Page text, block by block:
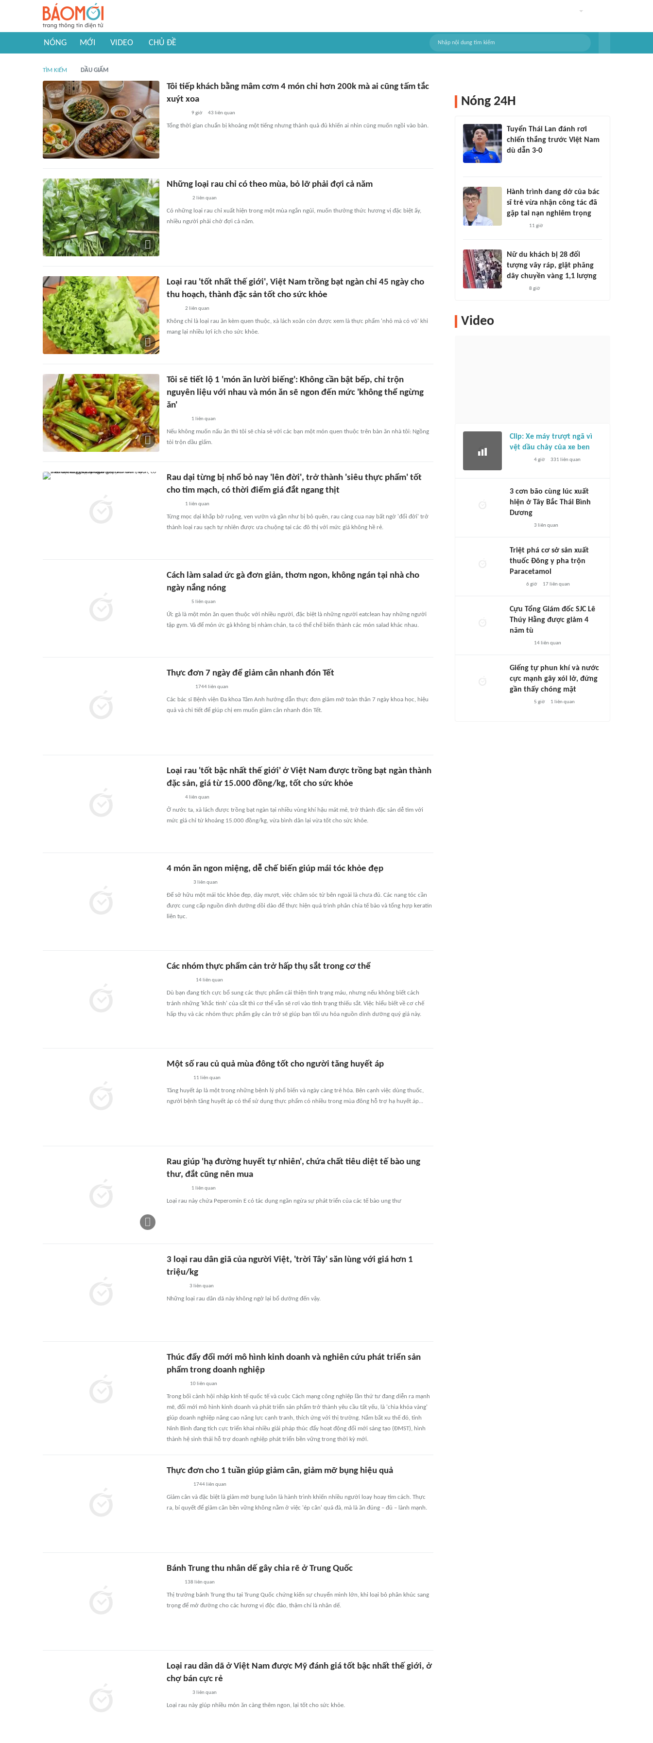
NÓNG MỚI VIDEO CHỦ ĐỀ
TÌM KIẾM DẦU GIẤM
Tôi tiếp khách bằng mâm cơm 4 món chỉ hơn 200k mà ai cũng tấm tắc
xuýt xoa
9 giờ 43 liên quan
Tổng thời gian chuẩn bị khoảng một tiếng nhưng thành quả đủ khiến ai nhìn cũng muốn ngồi vào bàn.
Những loại rau chỉ có theo mùa, bỏ lỡ phải đợi cả năm
2 liên quan
Có những loại rau chỉ xuất hiện trong một mùa ngắn ngủi, muốn thưởng thức hương vị đặc biệt ấy,
nhiều người phải chờ đợi cả năm.
Loại rau 'tốt nhất thế giới', Việt Nam trồng bạt ngàn chỉ 45 ngày cho
thu hoạch, thành đặc sản tốt cho sức khỏe
2 liên quan
Không chỉ là loại rau ăn kèm quen thuộc, xà lách xoăn còn được xem là thực phẩm 'nhỏ mà có võ' khi
mang lại nhiều lợi ích cho sức khỏe.
Tôi sẽ tiết lộ 1 'món ăn lười biếng': Không cần bật bếp, chỉ trộn
nguyên liệu với nhau và món ăn sẽ ngon đến mức 'không thể ngừng
ăn'
1 liên quan
Nếu không muốn nấu ăn thì tôi sẽ chia sẻ với các bạn một món quen thuộc trên bàn ăn nhà tôi: Ngồng
tỏi trộn dầu giấm.
Rau dại từng bị nhổ bỏ nay 'lên đời', trở thành 'siêu thực phẩm' tốt
cho tim mạch, có thời điểm giá đắt ngang thịt
1 liên quan
Từng mọc dại khắp bờ ruộng, ven vườn và gần như bị bỏ quên, rau càng cua nay bất ngờ 'đổi đời' trở
thành loại rau sạch tự nhiên được ưa chuộng tại các đô thị với mức giá không hề rẻ.
Cách làm salad ức gà đơn giản, thơm ngon, không ngán tại nhà cho
ngày nắng nóng
5 liên quan
Ức gà là một món ăn quen thuộc với nhiều người, đặc biệt là những người eatclean hay những người
tập gym. Và để món ức gà không bị nhàm chán, ta có thể chế biến thành các món salad khác nhau.
Thực đơn 7 ngày để giảm cân nhanh đón Tết
1744liên quan
Các bác sĩ Bệnh viện Đa khoa Tâm Anh hướng dẫn thực đơn giảm mỡ toàn thân 7 ngày khoa học, hiệu
quả và chi tiết để giúp chị em muốn giảm cân nhanh đón Tết.
Loại rau 'tốt bậc nhất thế giới' ở Việt Nam được trồng bạt ngàn thành
đặc sản, giá từ 15.000 đồng/kg, tốt cho sức khỏe
4 liên quan
Ở nước ta, xà lách được trồng bạt ngàn tại nhiều vùng khí hậu mát mẻ, trở thành đặc sản dễ tìm với
mức giá chỉ từ khoảng 15.000 đồng/kg, vừa bình dân lại vừa tốt cho sức khỏe.
4 món ăn ngon miệng, dễ chế biến giúp mái tóc khỏe đẹp
3 liên quan
Để sở hữu một mái tóc khỏe đẹp, dày mượt, việc chăm sóc từ bên ngoài là chưa đủ. Các nang tóc cần
được cung cấp nguồn dinh dưỡng dồi dào để thực hiện quá trình phân chia tế bào và tổng hợp keratin
liên tục.
Các nhóm thực phẩm cản trở hấp thụ sắt trong cơ thể
14 liên quan
Dù bạn đang tích cực bổ sung các thực phẩm cải thiện tình trạng máu, nhưng nếu không biết cách
tránh những 'khắc tinh' của sắt thì cơ thể vẫn sẽ rơi vào tình trạng thiếu sắt. Việc hiểu biết về cơ chế
hấp thụ và các nhóm thực phẩm gây cản trở sẽ giúp bạn tối ưu hóa nguồn dinh dưỡng quý giá này.
Một số rau củ quả mùa đông tốt cho người tăng huyết áp
11 liên quan
Tăng huyết áp là một trong những bệnh lý phổ biến và ngày càng trẻ hóa. Bên cạnh việc dùng thuốc,
người bệnh tăng huyết áp có thể sử dụng thực phẩm có nhiều trong mùa đông hỗ trợ hạ huyết áp...
Rau giúp 'hạ đường huyết tự nhiên', chứa chất tiêu diệt tế bào ung
thư, đắt cũng nên mua
1 liên quan
Loại rau này chứa Peperomin E có tác dụng ngăn ngừa sự phát triển của các tế bào ung thư
3 loại rau dân giã của người Việt, 'trời Tây' săn lùng với giá hơn 1
triệu/kg
3 liên quan
Những loại rau dân dã này không ngờ lại bổ dưỡng đến vậy.
Thúc đẩy đổi mới mô hình kinh doanh và nghiên cứu phát triển sản
phẩm trong doanh nghiệp
10 liên quan
Trong bối cảnh hội nhập kinh tế quốc tế và cuộc Cách mạng công nghiệp lần thứ tư đang diễn ra mạnh
mẽ, đổi mới mô hình kinh doanh và phát triển sản phẩm trở thành yêu cầu tất yếu, là 'chìa khóa vàng'
giúp doanh nghiệp nâng cao năng lực cạnh tranh, thích ứng với thị trường. Nắm bắt xu thế đó, tỉnh
Ninh Bình đang tích cực triển khai nhiều giải pháp thúc đẩy hoạt động đổi mới sáng tạo (ĐMST), hình
thành hệ sinh thái hỗ trợ doanh nghiệp phát triển bền vững trong thời kỳ mới.
Thực đơn cho 1 tuần giúp giảm cân, giảm mỡ bụng hiệu quả
1744liên quan
Giảm cân và đặc biệt là giảm mỡ bụng luôn là hành trình khiến nhiều người loay hoay tìm cách. Thực
ra, bí quyết để giảm cân bền vững không nằm ở việc 'ép cân' quá đà, mà là ăn đúng – đủ – lành mạnh.
Bánh Trung thu nhân dế gây chia rẽ ở Trung Quốc
138 liên quan
Thị trường bánh Trung thu tại Trung Quốc chứng kiến sự chuyển mình lớn, khi loại bỏ phân khúc sang
trọng để mở đường cho các hương vị độc đáo, thậm chí là nhân dế.
Loại rau dân dã ở Việt Nam được Mỹ đánh giá tốt bậc nhất thế giới, ở
chợ bán cực rẻ
3 liên quan
Loại rau này giúp nhiều món ăn càng thêm ngon, lại tốt cho sức khỏe.
Nóng 24H
Tuyển Thái Lan đánh rơi
chiến thắng trước Việt Nam
dù dẫn 3-0
Hành trình dang dở của bác
sĩ trẻ vừa nhận công tác đã
gặp tai nạn nghiêm trọng
11 giờ
Nữ du khách bị 28 đối
tượng vây ráp, giật phăng
dây chuyền vàng 1,1 lượng
8 giờ
Video
Clip: Xe máy trượt ngã vì
vệt dầu chảy của xe ben
4 giờ 331 liên quan
3 cơn bão cùng lúc xuất
hiện ở Tây Bắc Thái Bình
Dương
3 liên quan
Triệt phá cơ sở sản xuất
thuốc Đông y pha trộn
Paracetamol
6 giờ 17liên quan
Cựu Tổng Giám đốc SJC Lê
Thúy Hằng được giảm 4
năm tù
14 liên quan
Giếng tự phun khí và nước
cực mạnh gây xói lở, đứng
gần thấy chóng mặt
5 giờ 1 liên quan